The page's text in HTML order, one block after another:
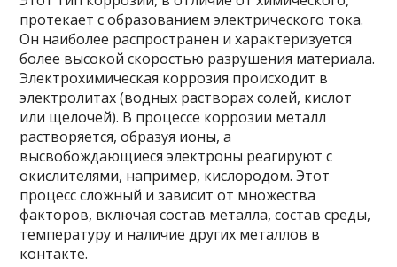
протекает с образованием электрического тока.
Он наиболее распространен и характеризуется
более высокой скоростью разрушения материала.
Электрохимическая коррозия происходит в
электролитах (водных растворах солей, кислот
или щелочей). В процессе коррозии металл
растворяется, образуя ионы, а
высвобождающиеся электроны реагируют с
окислителями, например, кислородом. Этот
процесс сложный и зависит от множества
факторов, включая состав металла, состав среды,
температуру и наличие других металлов в
контакте.